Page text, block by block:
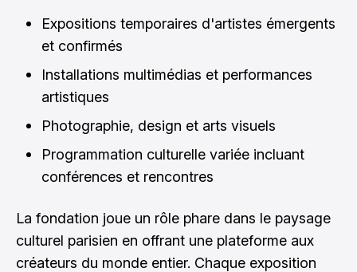
Expositions temporaires d'artistes émergents
et confirmés
Installations multimédias et performances
artistiques
Photographie, design et arts visuels
Programmation culturelle variée incluant
conférences et rencontres
La fondation joue un rôle phare dans le paysage
culturel parisien en offrant une plateforme aux
créateurs du monde entier. Chaque exposition